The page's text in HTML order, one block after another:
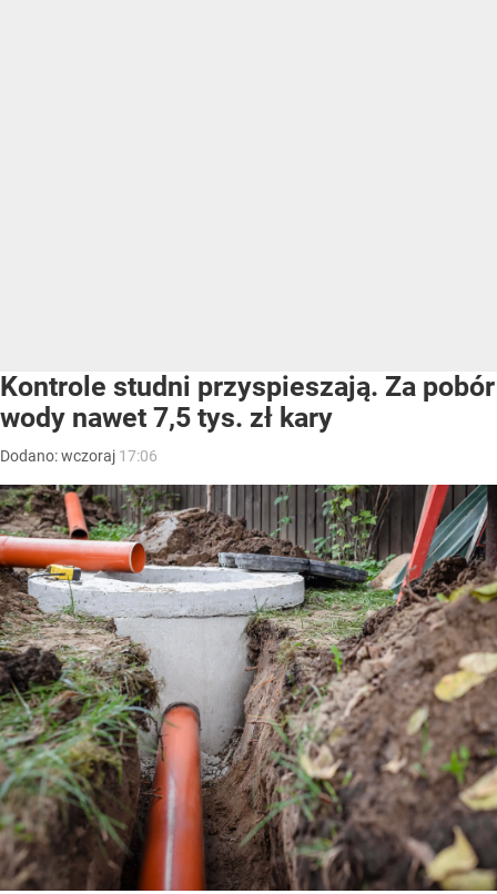
Kontrole studni przyspieszają. Za pobór
wody nawet 7,5 tys. zł kary
Dodano:wczoraj 17:06